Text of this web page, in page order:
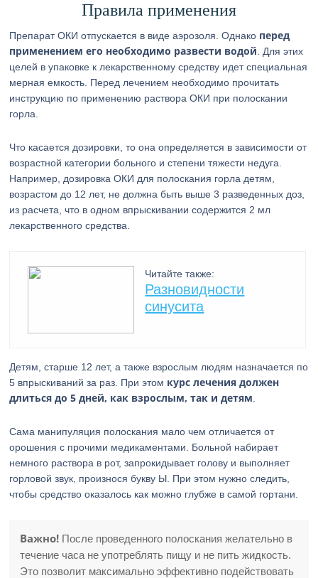
Правила применения
Препарат ОКИ отпускается в виде аэрозоля. Однако перед
применением его необходимо развести водой . Для этих
целей в упаковке к лекарственному средству идет специальная
мерная емкость. Перед лечением необходимо прочитать
инструкцию по применению раствора ОКИ при полоскании
горла.
Что касается дозировки, то она определяется в зависимости от
возрастной категории больного и степени тяжести недуга.
Например, дозировка ОКИ для полоскания горла детям,
возрастом до 12 лет, не должна быть выше 3 разведенных доз,
из расчета, что в одном впрыскивании содержится 2 мл
лекарственного средства.
Читайте также:
Разновидности
синусита
Детям, старше 12 лет, а также взрослым людям назначается по
5 впрыскиваний за раз. При этом курс лечения должен
длиться до 5 дней, как взрослым, так и детям
Сама манипуляция полоскания мало чем отличается от
орошения с прочими медикаментами. Больной набирает
немного раствора в рот, запрокидывает голову и выполняет
горловой звук, произнося букву Ы. При этом нужно следить,
чтобы средство оказалось как можно глубже в самой гортани.
Важно! После проведенного полоскания желательно в
течение часа не употреблять пищу и не пить жидкость.
Это позволит максимально эффективно подействовать